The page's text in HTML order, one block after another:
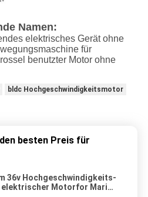
Namen:
elektrisches Gerät ohne
für
benutzter Motor ohne
bldc Hochgeschwindigkeitsmotor
besten Preis für
36v Hochgeschwindigkeits-
elektrischer Motorfor Marine